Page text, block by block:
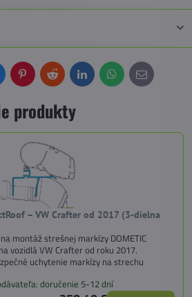
PinterestReddit LinkedInWhatsApp
E-
mail
produkty
– VW Crafter od 2017 (3-dielna
montáž strešnej markízy DOMETIC
vozidlá VW Crafter od roku 2017.
uchytenie markízy na strechu
doručenie 5-12 dní